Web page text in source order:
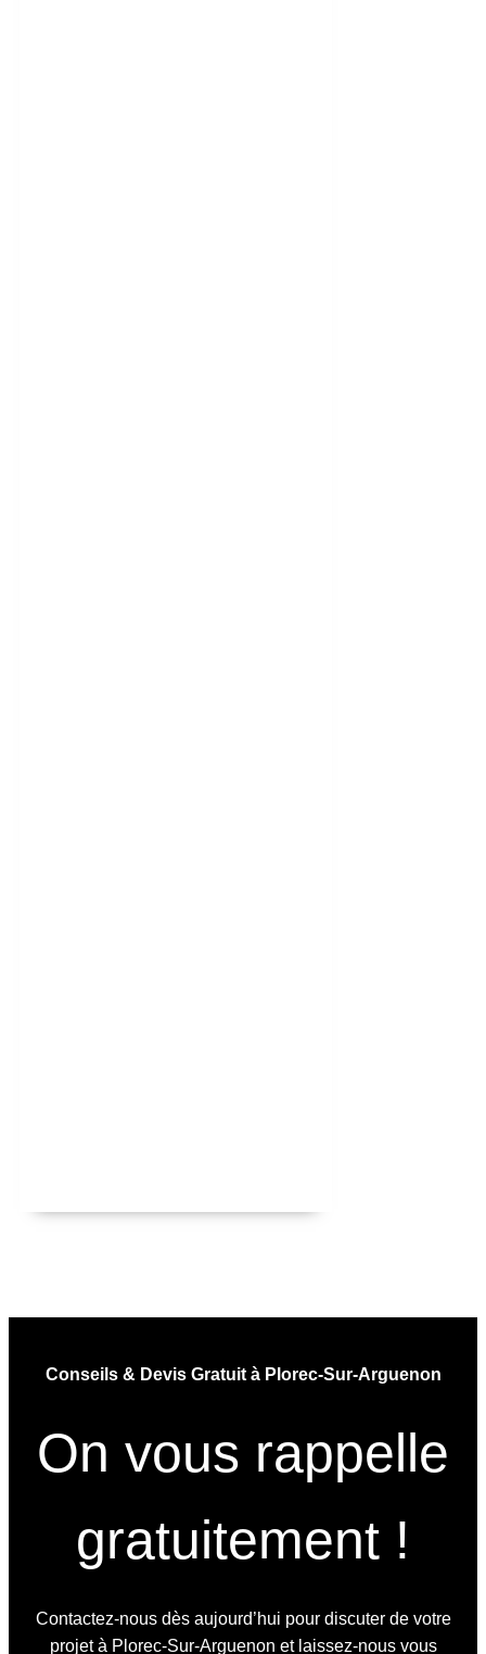
Conseils & Devis Gratuit à Plorec-Sur-Arguenon
On vous rappelle
gratuitement !
Contactez-nous dès aujourd’hui pour discuter de votre
projet à Plorec-Sur-Arguenon et laissez-nous vous